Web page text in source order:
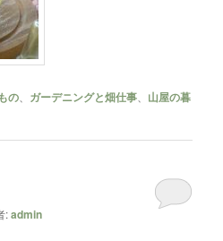
の ガーデニングと畑仕事
山屋の暮
:admin